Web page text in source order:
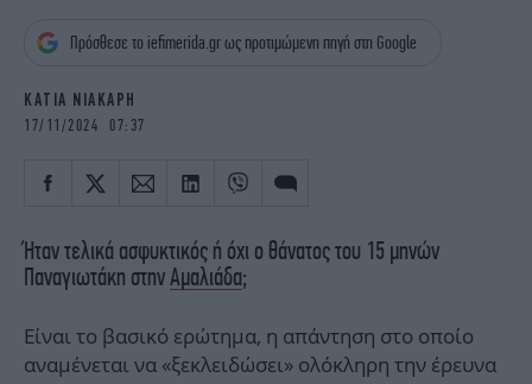
OSCARS
THE OCEAN
Πρόσθεσε το iefimerida.gr ως προτιμώμενη πηγή στη Google
ΚΑΤΙΑ ΝΙΑΚΑΡΗ
17/11/2024 07:37
Ήταν τελικά ασφυκτικός ή όχι ο θάνατος του 15 μηνών
Παναγιωτάκη στηνΑμαλιάδα;
Είναι το βασικό ερώτημα, η απάντηση στο οποίο
αναμένεται να «ξεκλειδώσει» ολόκληρη την έρευνα